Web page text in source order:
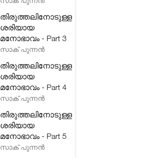
തിരുത്തലിനോടുള്ള
ശരിയായ
മനോഭാവം - Part 3
സാക് പുന്നൻ
തിരുത്തലിനോടുള്ള
ശരിയായ
മനോഭാവം - Part 4
സാക് പുന്നൻ
തിരുത്തലിനോടുള്ള
ശരിയായ
മനോഭാവം - Part 5
സാക് പുന്നൻ